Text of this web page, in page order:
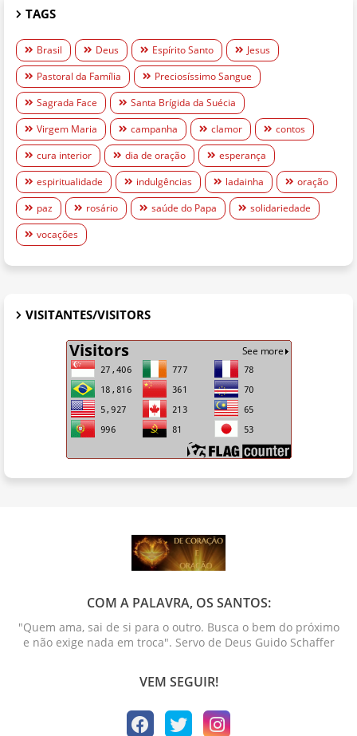
TAGS
Brasil Deus Espírito Santo
Jesus
Pastoral da Família
Preciosíssimo Sangue
Sagrada Face
Santa Brígida da Suécia
Virgem Maria
campanha clamor
contos
cura interior
dia de oração
esperança
espiritualidade
indulgências ladainha
oração
paz
rosário saúde do Papa
solidariedade
vocações
VISITANTES/VISITORS
COM A PALAVRA, OS SANTOS:
"Quem ama, sai de si para o outro. Busca o bem do próximo
e não exige nada em troca". Servo de Deus Guido Schaffer
VEM SEGUIR!